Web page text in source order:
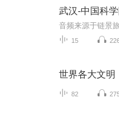
武汉-中国科
15
世界各大文明
82